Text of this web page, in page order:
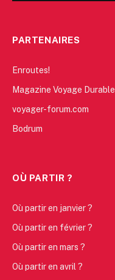
PARTENAIRES
Enroutes!
Magazine Voyage Durable
voyager-forum.com
Bodrum
OÙ PARTIR ?
Où partir en janvier ?
Où partir en février ?
Où partir en mars ?
Où partir en avril ?